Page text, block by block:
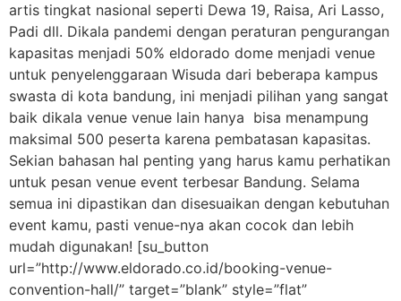
artis tingkat nasional seperti Dewa 19, Raisa, Ari Lasso,
Padi dll. Dikala pandemi dengan peraturan pengurangan
kapasitas menjadi 50% eldorado dome menjadi venue
untuk penyelenggaraan Wisuda dari beberapa kampus
swasta di kota bandung, ini menjadi pilihan yang sangat
baik dikala venue venue lain hanya bisa menampung
maksimal 500 peserta karena pembatasan kapasitas.
Sekian bahasan hal penting yang harus kamu perhatikan
untuk pesan venue event terbesar Bandung. Selama
semua ini dipastikan dan disesuaikan dengan kebutuhan
event kamu, pasti venue-nya akan cocok dan lebih
mudah digunakan! [su_button
url=”http://www.eldorado.co.id/booking-venue-
convention-hall/” target=”blank” style=”flat”